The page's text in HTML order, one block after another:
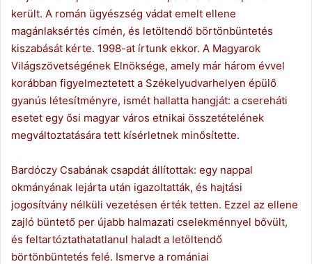
került. A román ügyészség vádat emelt ellene
magánlaksértés címén, és letöltendő börtönbüntetés
kiszabását kérte. 1998-at írtunk ekkor. A Magyarok
Világszövetségének Elnöksége, amely már három évvel
korábban figyelmeztetett a Székelyudvarhelyen épülő
gyanús létesítményre, ismét hallatta hangját: a csereháti
esetet egy ősi magyar város etnikai összetételének
megváltoztatására tett kísérletnek minősítette.
Bardóczy Csabának csapdát állítottak: egy nappal
okmányának lejárta után igazoltatták, és hajtási
jogosítvány nélküli vezetésen érték tetten. Ezzel az ellene
zajló büntető per újabb halmazati cselekménnyel bővült,
és feltartóztathatatlanul haladt a letöltendő
börtönbüntetés felé. Ismerve a romániai